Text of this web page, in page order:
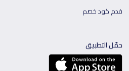
قدم كود خصم
حمّل التطبيق